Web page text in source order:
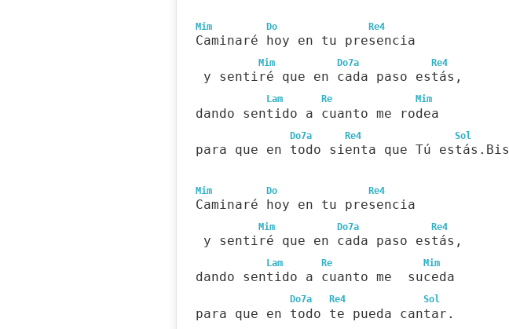
Mim Do Re4
Caminaré hoy en tu presencia
Mim Do7a Re4
y sentiré que en cada paso estás,
Lam Re Mim
dando sentido a cuanto me rodea
Do7a Re4 Sol
para que en todo sienta que Tú estás.Bis
Mim Do Re4
Caminaré hoy en tu presencia
Mim Do7a Re4
y sentiré que en cada paso estás,
Lam Re Mim
dando sentido a cuanto me  suceda
Do7a Re4 Sol
para que en todo te pueda cantar.